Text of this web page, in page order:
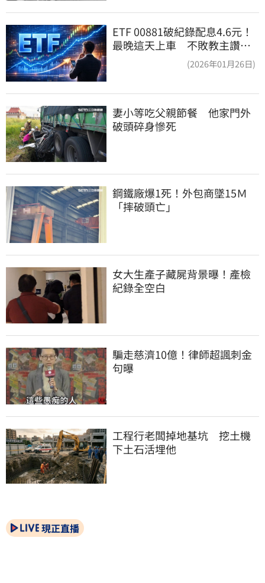
ETF 00881破紀錄配息4.6元！
最晚這天上車 不敗教主讚：
(2026年01月26日)
妻小等吃父親節餐　他家門外
破頭碎身慘死
鋼鐵廠爆1死！外包商墜15Ｍ
「摔破頭亡」
女大生產子藏屍背景曝！產檢
紀錄全空白
騙走慈濟10億！律師超諷刺金
句曝
工程行老闆掉地基坑　挖土機
下土石活埋他
現正直播